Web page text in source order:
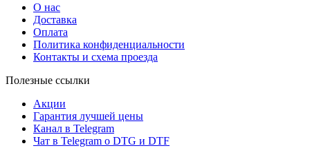
О нас
Доставка
Оплата
Политика конфиденциальности
Контакты и схема проезда
Полезные ссылки
Акции
Гарантия лучшей цены
Канал в Telegram
Чат в Telegram о DTG и DTF